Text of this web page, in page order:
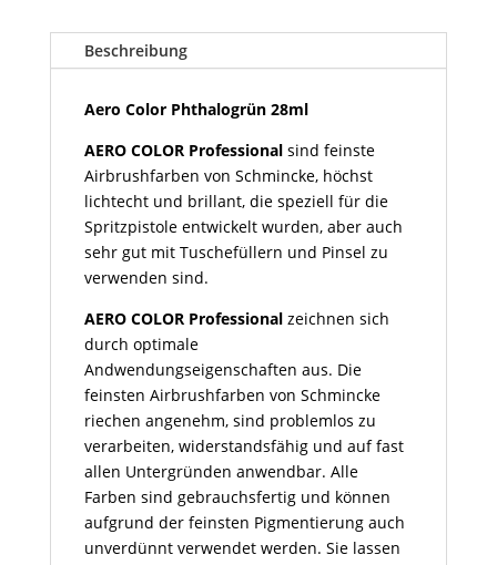
MengeBeschreibung
Aero Color Phthalogrün 28ml
AERO COLOR Professionalsind feinste
Airbrushfarben von Schmincke, höchst
lichtecht und brillant, die speziell für die
Spritzpistole entwickelt wurden, aber auch
sehr gut mit Tuschefüllern und Pinsel zu
verwenden sind.
AERO COLOR Professionalzeichnen sich
durch optimale
Andwendungseigenschaften aus. Die
feinsten Airbrushfarben von Schmincke
riechen angenehm, sind problemlos zu
verarbeiten, widerstandsfähig und auf fast
allen Untergründen anwendbar. Alle
Farben sind gebrauchsfertig und können
aufgrund der feinsten Pigmentierung auch
unverdünnt verwendet werden. Sie lassen